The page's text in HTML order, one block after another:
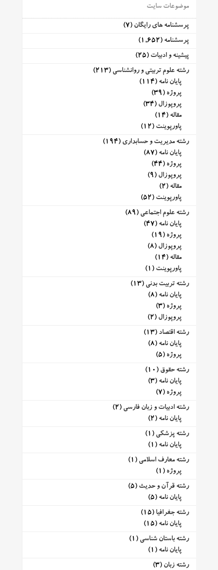
موضوعات سایت
پرسشنامه های رایگان (7)
پرسشنامه (1,652)
پیشینه و ادبیات (25)
رشته علوم تربیتی و روانشناسی (213)
پایان نامه (114)
پروژه (39)
پروپوزال (34)
مقاله (14)
پاورپوینت (12)
رشته مدیریت و حسابداری (194)
پایان نامه (87)
پروژه (44)
پروپوزال (9)
مقاله (2)
پاورپوینت (52)
رشته علوم اجتماعی (89)
پایان نامه (47)
پروژه (19)
پروپوزال (8)
مقاله (14)
پاورپوینت (1)
رشته تربیت بدنی (13)
پایان نامه (8)
پروژه (3)
پروپوزال (2)
رشته اقتصاد (13)
پایان نامه (8)
پروژه (5)
رشته حقوق (10)
پایان نامه (3)
پروژه (7)
رشته ادبیات و زبان فارسی (2)
پایان نامه (2)
رشته پزشکی (1)
پایان نامه (1)
رشته معارف اسلامی (1)
پروژه (1)
رشته قرآن و حدیث (5)
پایان نامه (5)
رشته جغرافیا (15)
پایان نامه (15)
رشته باستان شناسی (1)
پایان نامه (1)
رشته زبان (3)